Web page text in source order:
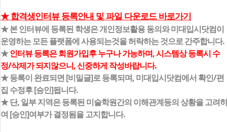
★ 합격생인터뷰 등록안내 및 파일 다운로드 바로가기
★ 본 인터뷰에 등록된 학생은 개인정보활용 동의와 미대입시닷컴이
운영하는 모든 플랫폼에 사용되는것을 허락하는 것으로 간주합니다.
★인터뷰 등록은 회원가입후 누구나 가능하며, 시스템상 등록시 수
정/삭제가 되지않으니, 신중하게 작성바랍니다.
★ 등록이 완료되면 [비밀글]로 등록되며, 미대입시닷컴에서 확인/편
집 수정후 [승인]됩니다.
★ 단, 일부 지역은 등록된 미술학원간의 이해관계등의 상황을 고려하
여 [승인]여부가 결정됨을 고지합니다.